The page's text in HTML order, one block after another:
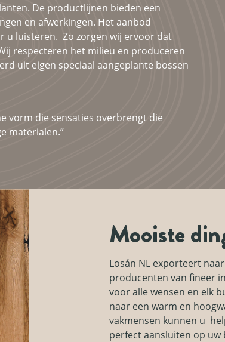
De productlijnen bieden een
en afwerkingen. Het aanbod
u luisteren. Zo zorgen wij ervoor dat
respecteren het milieu en produceren
uit eigen speciaal aangeplante bossen
vorm die sensaties overbrengt die
materialen.”
Mooiste
Losán NL exporteert
producenten van fineer
voor alle wensen en elk
naar een warm en
vakmensen kunnen u
perfect aansluiten op uw